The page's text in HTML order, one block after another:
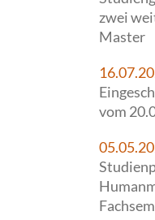
zwei
Master
vom